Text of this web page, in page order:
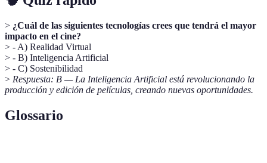
> ¿Cuál de las siguientes tecnologías crees que tendrá el mayor
impacto en el cine?
> - A) Realidad Virtual
> - B) Inteligencia Artificial
> - C) Sostenibilidad
> Respuesta: B — La Inteligencia Artificial está revolucionando la
producción y edición de películas, creando nuevas oportunidades.
Glossario